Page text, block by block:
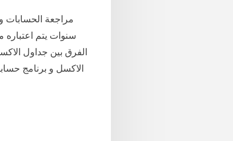
سنوات يتم اعتباره
الاكسل و برنامج